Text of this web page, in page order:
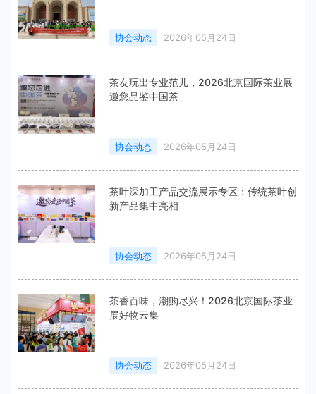
协会动态 2026年05月24日
茶友玩出专业范儿，2026北京国际茶业展
邀您品鉴中国茶
协会动态 2026年05月24日
茶叶深加工产品交流展示专区：传统茶叶创
新产品集中亮相
协会动态 2026年05月24日
茶香百味，潮购尽兴！2026北京国际茶业
展好物云集
协会动态 2026年05月24日